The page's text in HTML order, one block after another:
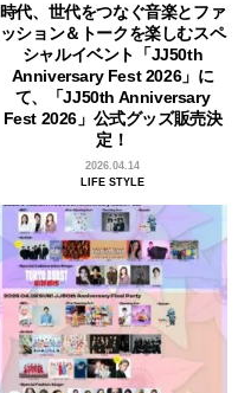
時代、世代をつなぐ音楽とファ
ッション＆トークを楽しむスペ
シャルイベント「JJ50th
Anniversary Fest 2026」に
て、「JJ50th Anniversary
Fest 2026」公式グッズ販売決
定！
2026.04.14
LIFE STYLE